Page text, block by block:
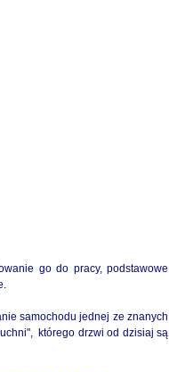
go do pracy, podstawowe
samochodu jednej ze znanych
którego drzwi od dzisiaj są